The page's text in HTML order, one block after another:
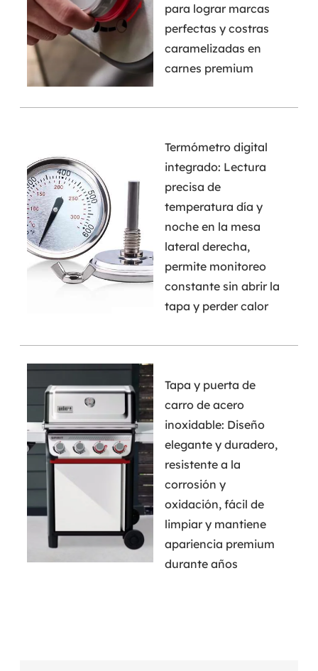
para lograr marcas
perfectas y costras
caramelizadas en
carnes premium
Termómetro digital
integrado: Lectura
precisa de
temperatura día y
noche en la mesa
lateral derecha,
permite monitoreo
constante sin abrir la
tapa y perder calor
Tapa y puerta de
carro de acero
inoxidable: Diseño
elegante y duradero,
resistente a la
corrosión y
oxidación, fácil de
limpiar y mantiene
apariencia premium
durante años